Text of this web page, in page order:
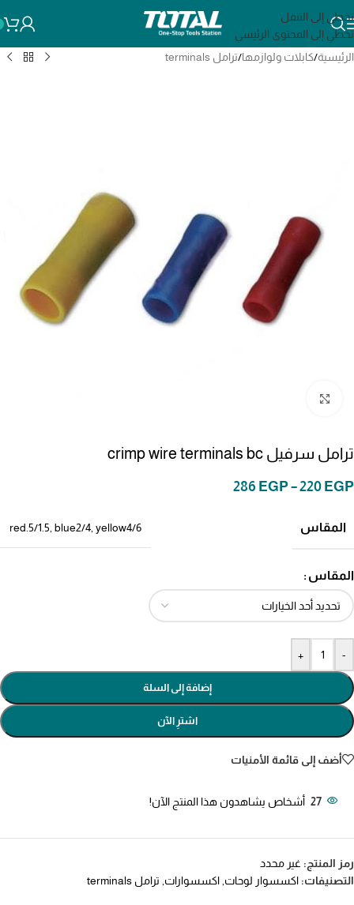
تخطي إلى التنقل
تخطي إلى المحتوى الرئيسي
الرئيسية/كابلات ولوازمها/ترامل terminals
ترامل سرفيل crimp wire terminals bc
220 EGP
–
286 EGP
المقاس red.5/1.5 blue2/4 yellow4/6
المقاس
-
+
إضافة إلى السلة
اشترِ الآن
أضف إلى قائمة الأمنيات
27 أشخاص يشاهدون هذا المنتج الآن!
رمز المنتج: غير محدد
التصنيفات: اكسسوار لوحات اكسسوارات ترامل terminals